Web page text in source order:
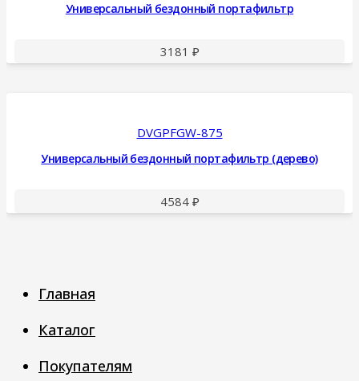
Универсальный бездонный портафильтр
3181 ₽
DVGPFGW-875
Универсальный бездонный портафильтр (дерево)
4584 ₽
Главная
Каталог
Покупателям